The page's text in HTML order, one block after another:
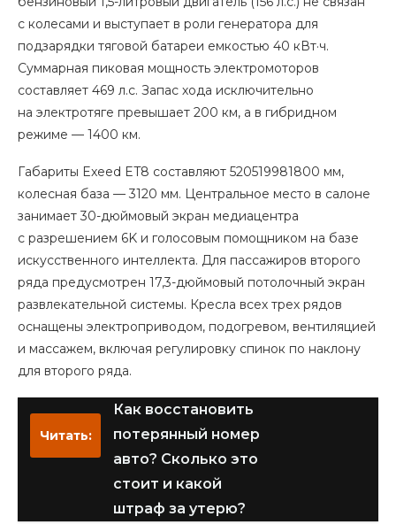
с колесами и выступает в роли генератора для
подзарядки тяговой батареи емкостью 40 кВт·ч.
Суммарная пиковая мощность электромоторов
составляет 469 л.с. Запас хода исключительно
на электротяге превышает 200 км, а в гибридном
режиме — 1400 км.
Габариты Exeed ET8 составляют 520519981800 мм,
колесная база — 3120 мм. Центральное место в салоне
занимает 30-дюймовый экран медиацентра
с разрешением 6K и голосовым помощником на базе
искусственного интеллекта. Для пассажиров второго
ряда предусмотрен 17,3-дюймовый потолочный экран
развлекательной системы. Кресла всех трех рядов
оснащены электроприводом, подогревом, вентиляцией
и массажем, включая регулировку спинок по наклону
для второго ряда.
Читать:
Как восстановить
потерянный номер
авто? Сколько это
стоит и какой
штраф за утерю?